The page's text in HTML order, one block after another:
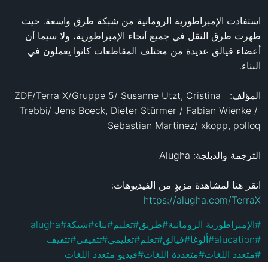
المؤلف:  ZDF/Terra X/Gruppe 5/ Susanne Utzt, Cristina
Trebbi/ Jens Boeck, Dieter Stürmer / Fabian Wienke /
انقر هنا لمشاهدة مزيدٍ من الفيديوهات:
https://alugha.com/TerraX
#الإمبراطورية الرومانية#طريق#تعليم#بناء#شبكة#
alugha
#
alucation
#ألوغا#فيالق#تعلم#تعليمي#تثقيفي#تثقيف
#متعدد اللغات#متعددة اللغات#فيديو متعدد اللغات